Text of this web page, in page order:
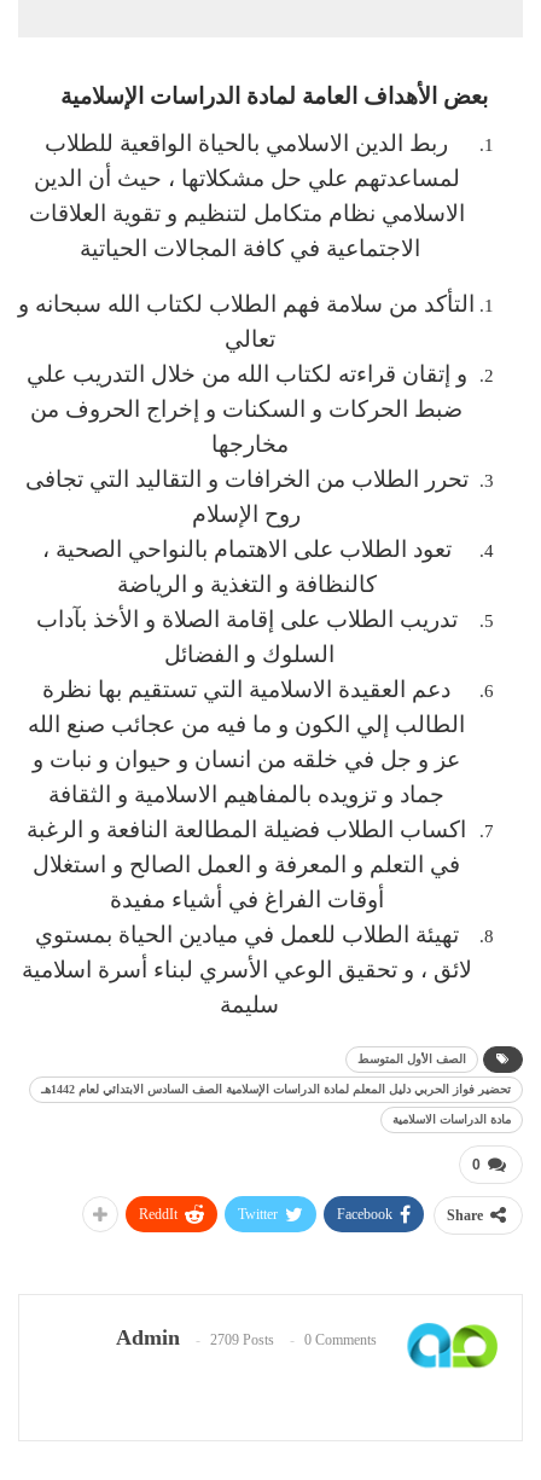
بعض الأهداف العامة لمادة الدراسات الإسلامية
ربط الدين الاسلامي بالحياة الواقعية للطلاب
لمساعدتهم علي حل مشكلاتها ، حيث أن الدين
الاسلامي نظام متكامل لتنظيم و تقوية العلاقات
الاجتماعية في كافة المجالات الحياتية
التأكد من سلامة فهم الطلاب لكتاب الله سبحانه و
تعالي
و إتقان قراءته لكتاب الله من خلال التدريب علي
ضبط الحركات و السكنات و إخراج الحروف من
مخارجها
تحرر الطلاب من الخرافات و التقاليد التي تجافى
روح الإسلام
تعود الطلاب على الاهتمام بالنواحي الصحية ،
كالنظافة و التغذية و الرياضة
تدريب الطلاب على إقامة الصلاة و الأخذ بآداب
السلوك و الفضائل
دعم العقيدة الاسلامية التي تستقيم بها نظرة
الطالب إلي الكون و ما فيه من عجائب صنع الله
عز و جل في خلقه من انسان و حيوان و نبات و
جماد و تزويده بالمفاهيم الاسلامية و الثقافة
اكساب الطلاب فضيلة المطالعة النافعة و الرغبة
في التعلم و المعرفة و العمل الصالح و استغلال
أوقات الفراغ في أشياء مفيدة
تهيئة الطلاب للعمل في ميادين الحياة بمستوي
لائق ، و تحقيق الوعي الأسري لبناء أسرة اسلامية
سليمة
الصف الأول المتوسط
تحضير فواز الحربي دليل المعلم لمادة الدراسات الإسلامية الصف السادس الابتدائي لعام 1442هـ
مادة الدراسات الاسلامية
0
Share
Facebook
Twitter
ReddIt
Admin 2709 Posts 0 Comments